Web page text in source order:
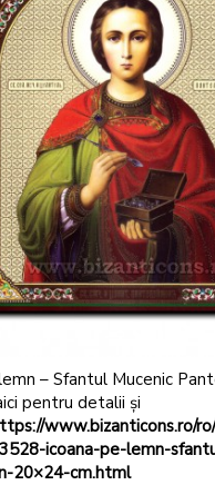
– Sfantul Mucenic
pentru detalii și
www.bizanticons.ro/
icoana-pe-lemn-
20×24-cm.html